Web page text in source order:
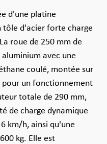
d'une platine
tôle d'acier forte charge
roue de 250 mm de
avec une
coulé, montée sur
pour un fonctionnement
totale de 290 mm,
de charge dynamique
km/h, ainsi qu'une
kg. Elle est